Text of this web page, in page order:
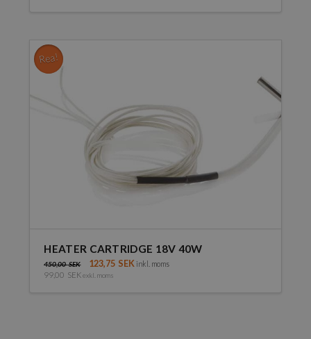
Rea!
HEATER CARTRIDGE 18V 40W
450,00SEK 123,75 SEK inkl. moms
99,00 SEK exkl. moms